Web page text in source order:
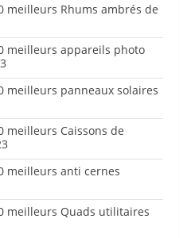
meilleurs Rhums ambrés de
meilleurs appareils photo
meilleurs panneaux solaires
meilleurs Caissons de
meilleurs anti cernes
meilleurs Quads utilitaires